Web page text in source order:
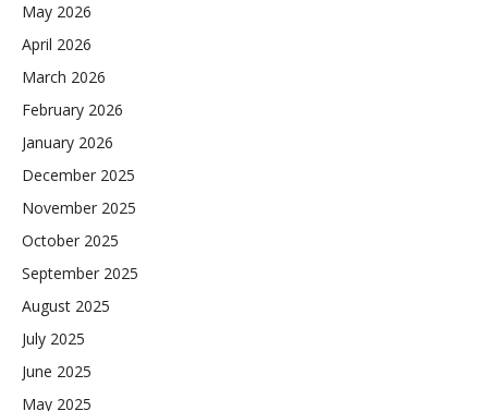
May 2026
April 2026
March 2026
February 2026
January 2026
December 2025
November 2025
October 2025
September 2025
August 2025
July 2025
June 2025
May 2025